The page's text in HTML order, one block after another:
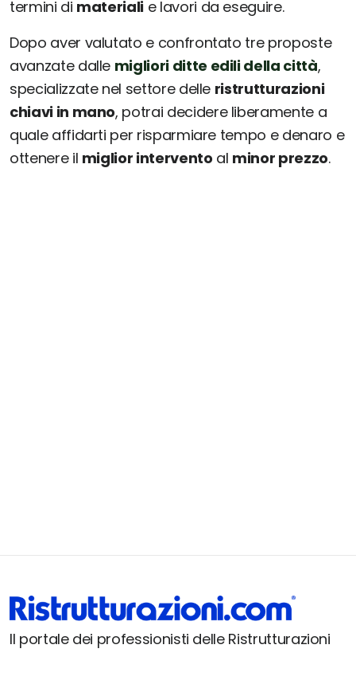
termini di materiali e lavori da eseguire.
Dopo aver valutato e confrontato tre proposte
avanzate dalle migliori ditte edili della città,
specializzate nel settore delle ristrutturazioni
chiavi in mano, potrai decidere liberamente a
quale affidarti per risparmiare tempo e denaro e
ottenere il miglior intervento al minor prezzo.
Il portale dei professionisti delle Ristrutturazioni